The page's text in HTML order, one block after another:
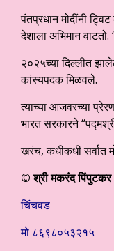
पंतप्रधान मोदींनी
देशाला अभिमान वाटतो.
२०२५च्या दिल्लीत
कांस्यपदक मिळवले.
त्याच्या आजवरच्या
भारत सरकारने
खरंच, कधीकधी सर्वात
© श्री मकरंद पिंपुटकर
चिंचवड
मो ८६९८०५३२१५